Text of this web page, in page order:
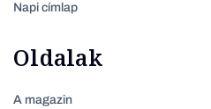
Napi címlap
Oldalak
A magazin